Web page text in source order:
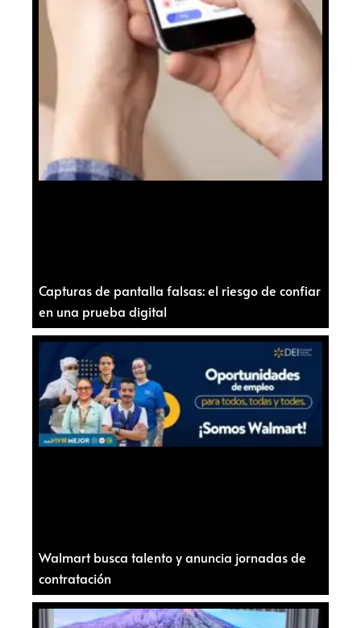
Capturas de pantalla falsas: el riesgo de confiar
en una prueba digital
Walmart busca talento y anuncia jornadas de
contratación